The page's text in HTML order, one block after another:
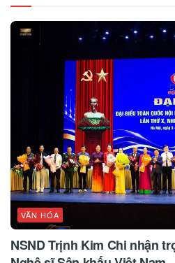
VĂN HÓA
NSND Trịnh Kim Chi nhận